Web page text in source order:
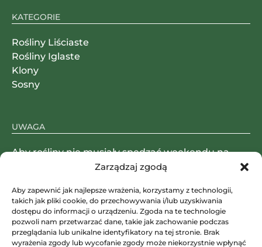
Zarządzaj zgodą
Aby zapewnić jak najlepsze wrażenia, korzystamy z technologii,
takich jak pliki cookie, do przechowywania i/lub uzyskiwania
dostępu do informacji o urządzeniu. Zgoda na te technologie
pozwoli nam przetwarzać dane, takie jak zachowanie podczas
przeglądania lub unikalne identyfikatory na tej stronie. Brak
wyrażenia zgody lub wycofanie zgody może niekorzystnie wpłynąć
KATEGORIE
Rośliny Liściaste
Rośliny Iglaste
Klony
Sosny
UWAGA
Aby rośliny nie musiały spędzać weekendu na
magazynie, paczki wysyłamy od poniedziałku do
SKLEP STACJONARNY